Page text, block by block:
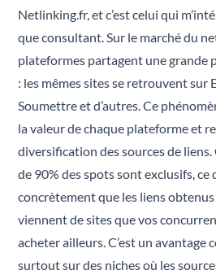
Netlinking.fr, et c’est celui qui
que consultant. Sur le marché du
plateformes partagent une grande
: les mêmes sites se retrouvent sur
Soumettre et d’autres. Ce
la valeur de chaque plateforme et
diversification des sources de
de 90% des spots sont exclusifs, ce
concrètement que les liens
viennent de sites que vos
acheter ailleurs. C’est un avantage
surtout sur des niches où les